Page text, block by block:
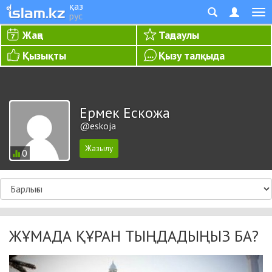
қаз
рус
Жаңа
Таңдаулы
Қызықты
Қызу талқыда
0
Ермек Ескожа
@eskoja
ЖҰМАДА ҚҰРАН ТЫҢДАДЫҢЫЗ БА?